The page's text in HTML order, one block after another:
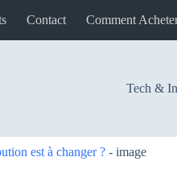
Contact Comment
Tech &
est à changer ? - image